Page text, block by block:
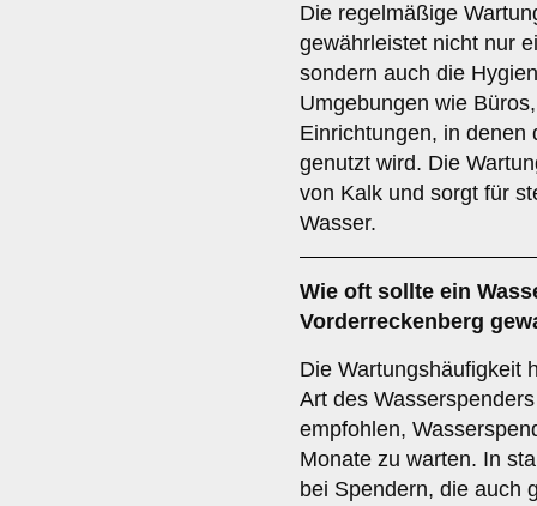
Die regelmäßige
gewährleistet nicht nur
sondern auch die
Umgebungen wie
Einrichtungen, in denen
genutzt wird. Die
von Kalk und sorgt für
Wasser.
Wie oft sollte ein
Vorderreckenberg
Die Wartungshäufigkeit
Art des
empfohlen,
Monate zu warten. In
bei Spendern, die auch